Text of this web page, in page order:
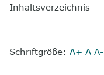
Inhaltsverzeichnis
Schriftgröße: A+ A A-